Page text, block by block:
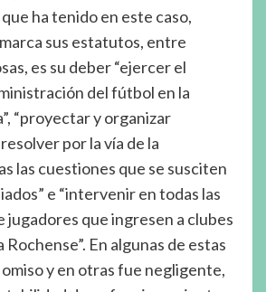
ha tenido en este caso,
sus estatutos, entre
es su deber “ejercer el
del fútbol en la
“proyectar y organizar
por la vía de la
las cuestiones que se susciten
e “intervenir en todas las
que ingresen a clubes
Rochense”. En algunas de estas
y en otras fue negligente,